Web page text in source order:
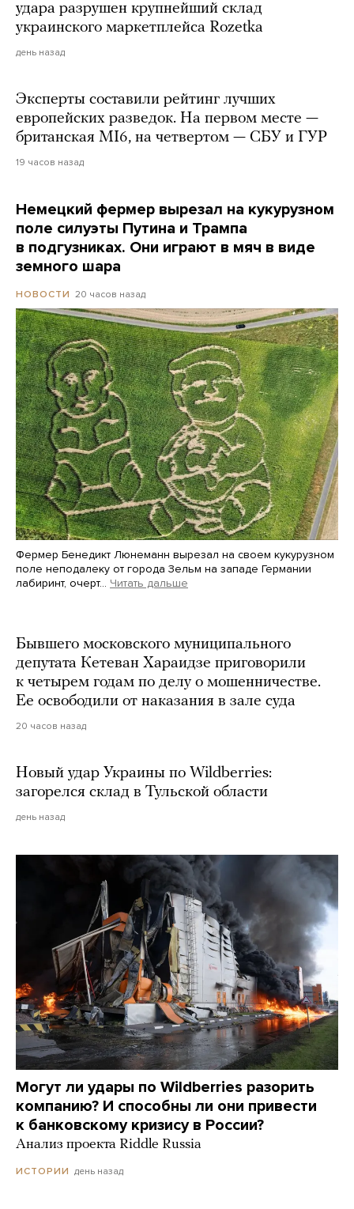
удара разрушен крупнейший склад
украинского маркетплейса Rozetka
день назад
Эксперты составили рейтинг лучших
европейских разведок. На первом месте —
британская MI6, на четвертом — СБУ и ГУР
19 часов назад
Немецкий фермер вырезал на кукурузном
поле силуэты Путина и Трампа
в подгузниках. Они играют в мяч в виде
земного шара
НОВОСТИ 20 часов назад
Фермер Бенедикт Люнеманн вырезал на своем кукурузном
поле неподалеку от города Зельм на западе Германии
лабиринт, очерт… Читать дальше
Бывшего московского муниципального
депутата Кетеван Хараидзе приговорили
к четырем годам по делу о мошенничестве.
Ее освободили от наказания в зале суда
20 часов назад
Новый удар Украины по Wildberries:
загорелся склад в Тульской области
день назад
Могут ли удары по Wildberries разорить
компанию? И способны ли они привести
к банковскому кризису в России?
Анализ проекта Riddle Russia
ИСТОРИИ день назад